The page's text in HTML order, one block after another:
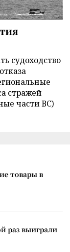
судоходство
стражей
части ВС)
товары в
раз выиграли